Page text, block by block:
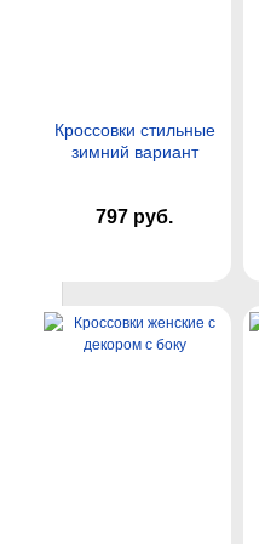
Кроссовки стильные
зимний вариант
797 руб.